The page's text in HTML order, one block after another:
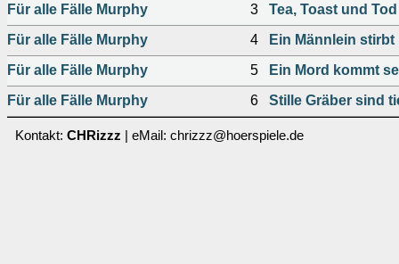
Für alle Fälle Murphy
3
Tea, Toast und Tod
Für alle Fälle Murphy
4
Ein Männlein stirbt
Für alle Fälle Murphy
5
Ein Mord kommt
Für alle Fälle Murphy
6 Stille Gräber sind
Kontakt: CHRizzz | eMail: chrizzz@hoerspiele.de